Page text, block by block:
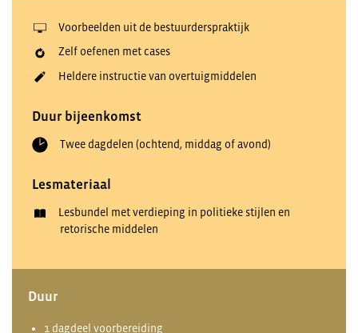
Voorbeelden uit de bestuurderspraktijk
Zelf oefenen met cases
Heldere instructie van overtuigmiddelen
Duur bijeenkomst
Twee dagdelen (ochtend, middag of avond)
Lesmateriaal
Lesbundel met verdieping in politieke stijlen en
retorische middelen
Duur
1 dagdeel voorbereiding